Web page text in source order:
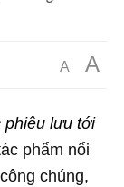
A A
phiêu lưu tới
phẩm nổi
chúng,